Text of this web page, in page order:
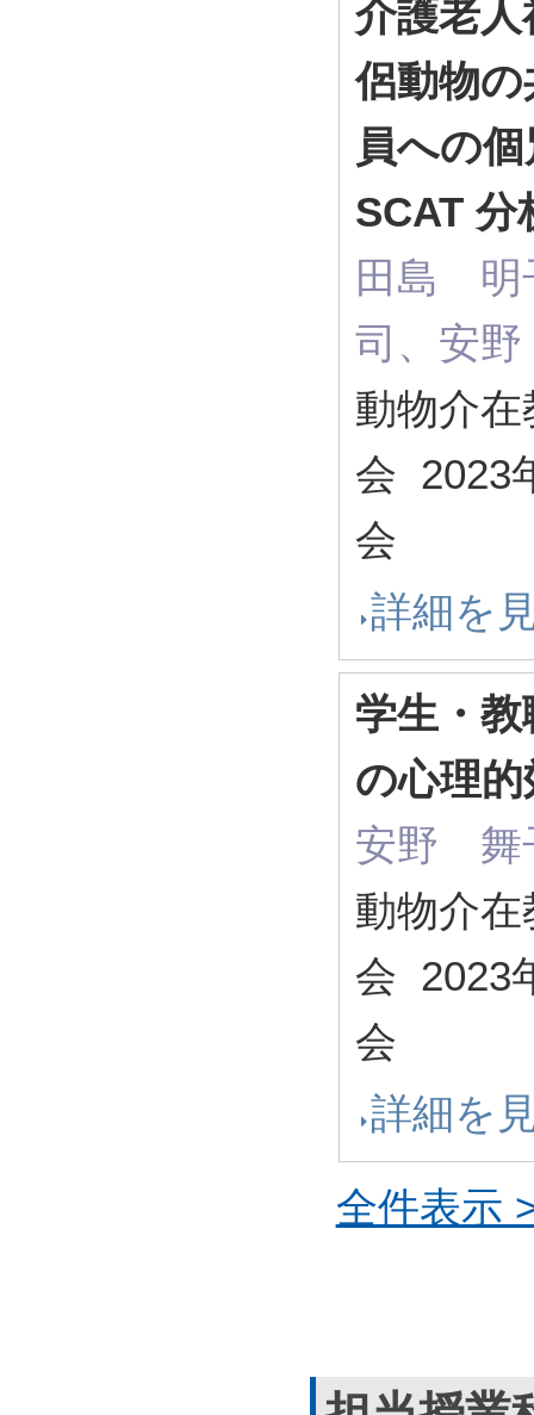
介護老
侶動物
員への
SCAT 分
田島 明
司、安
動物介
会 2023
会
詳細を
学生・
の心理
安野 舞
動物介
会 2023
会
詳細を
全件表示